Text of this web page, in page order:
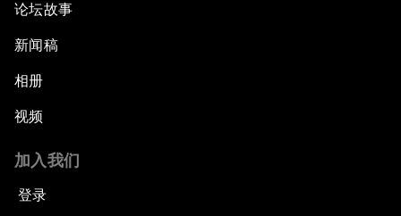
论坛故事
新闻稿
相册
视频
加入我们
登录